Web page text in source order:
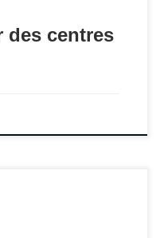
des centres